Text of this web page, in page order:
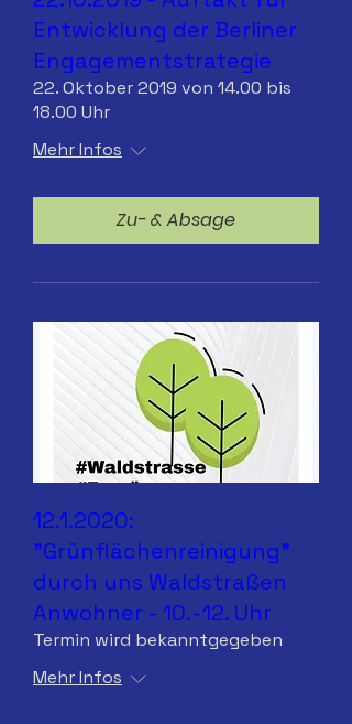
Entwicklung der Berliner
Engagementstrategie
22. Oktober 2019 von 14.00 bis
18.00 Uhr
Mehr Infos
Zu- & Absage
12.1.2020:
"Grünflächenreinigung"
durch uns Waldstraßen
Anwohner - 10.-12. Uhr
Termin wird bekanntgegeben
Mehr Infos